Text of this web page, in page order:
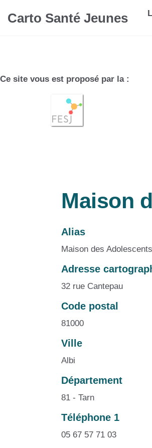
Carto Santé Jeunes
Ce site vous est proposé par la :
Maison
Alias
Maison des
Adresse
32 rue Cantepau
Code postal
81000
Ville
Albi
Département
81 - Tarn
Téléphone 1
05 67 57 71 03